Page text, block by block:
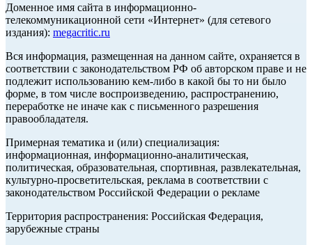
Доменное имя сайта в информационно-
телекоммуникационной сети «Интернет» (для сетевого
издания): megacritic.ru
Вся информация, размещенная на данном сайте, охраняется в
соответствии с законодательством РФ об авторском праве и не
подлежит использованию кем-либо в какой бы то ни было
форме, в том числе воспроизведению, распространению,
переработке не иначе как с письменного разрешения
правообладателя.
Примерная тематика и (или) специализация:
информационная, информационно-аналитическая,
политическая, образовательная, спортивная, развлекательная,
культурно-просветительская, реклама в соответствии с
законодательством Российской Федерации о рекламе
Территория распространения: Российская Федерация,
зарубежные страны